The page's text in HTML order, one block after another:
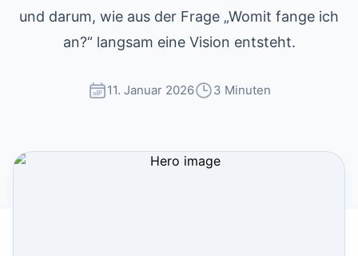
und darum, wie aus der Frage „Womit fange ich
an?“ langsam eine Vision entsteht.
11. Januar 2026 3 Minuten